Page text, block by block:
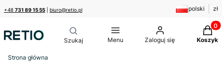
+48 731 89 15 55 biuro@retio.pl polski zł
Menu Zaloguj się Koszyk
Strona główna